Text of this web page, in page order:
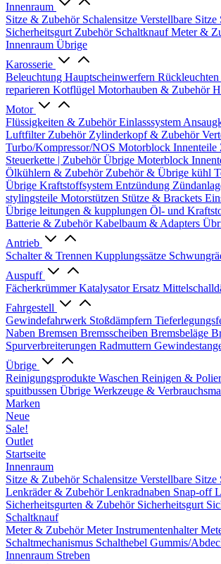
Innenraum
Sitze & Zubehör Schalensitze Verstellbare Sitze
Sicherheitsgurt Zubehör SchaltknaufMeter &
Innenraum Übrige
Karosserie
Beleuchtung Hauptscheinwerfern Rückleuchten
reparieren Kotflügel Motorhauben & Zubehör
Motor
Flüssigkeiten & ZubehörEinlasssystem
Luftfilter Zubehör Zylinderkopf & Zubehör
Turbo/Kompressor/NOS Motorblock Innenteile
Steuerkette | ZubehörÜbrige Moterblock
Ölkühlern & Zubehör Zubehör & Übrige kühl
Übrige Kraftstoffsystem Entzündung
stylingsteile Motorstützen Stütze & Brackets
Übrige leitungen & kupplungen Öl- und
Batterie & ZubehörKabelbaum & Adapters
Antrieb
Schalter & Trennen Kupplungssätze
Auspuff
FächerkrümmerKatalysator Ersatz
Fahrgestell
Gewindefahrwerk Stoßdämpfern
Naben Bremsen Bremsscheiben Bremsbeläge
Spurverbreiterungen Radmuttern
Übrige
Reinigungsprodukte Waschen Reinigen &
spuitbussen Übrige Werkzeuge &
Marken
Neue
Sale!
Outlet
Startseite
Innenraum
Sitze & Zubehör Schalensitze Verstellbare Sitze
Lenkräder & ZubehörLenkradnaben Snap-off
Sicherheitsgurten & Zubehör Sicherheitsgurt
Schaltknauf
Meter & ZubehörMeterInstrumentenhalter
Schaltmechanismus Schalthebel Gummis/
Innenraum Streben